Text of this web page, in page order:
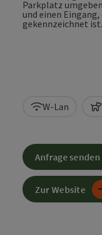
W-Lan
Anfrage senden
Zur Website